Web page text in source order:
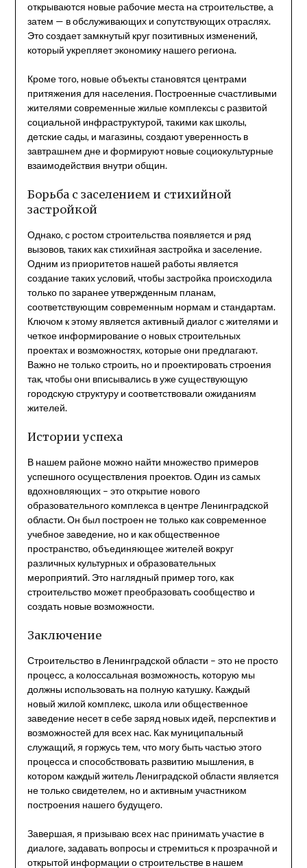
открываются новые рабочие места на строительстве, а
затем — в обслуживающих и сопутствующих отраслях.
Это создает замкнутый круг позитивных изменений,
который укрепляет экономику нашего региона.
Кроме того, новые объекты становятся центрами
притяжения для населения. Построенные счастливыми
жителями современные жилые комплексы с развитой
социальной инфраструктурой, такими как школы,
детские сады, и магазины, создают уверенность в
завтрашнем дне и формируют новые социокультурные
взаимодействия внутри общин.
Борьба с заселением и стихийной
застройкой
Однако, с ростом строительства появляется и ряд
вызовов, таких как стихийная застройка и заселение.
Одним из приоритетов нашей работы является
создание таких условий, чтобы застройка происходила
только по заранее утвержденным планам,
соответствующим современным нормам и стандартам.
Ключом к этому является активный диалог с жителями и
четкое информирование о новых строительных
проектах и возможностях, которые они предлагают.
Важно не только строить, но и проектировать строения
так, чтобы они вписывались в уже существующую
городскую структуру и соответствовали ожиданиям
жителей.
Истории успеха
В нашем районе можно найти множество примеров
успешного осуществления проектов. Один из самых
вдохновляющих – это открытие нового
образовательного комплекса в центре Ленинградской
области. Он был построен не только как современное
учебное заведение, но и как общественное
пространство, объединяющее жителей вокруг
различных культурных и образовательных
мероприятий. Это наглядный пример того, как
строительство может преобразовать сообщество и
создать новые возможности.
Заключение
Строительство в Ленинградской области – это не просто
процесс, а колоссальная возможность, которую мы
должны использовать на полную катушку. Каждый
новый жилой комплекс, школа или общественное
заведение несет в себе заряд новых идей, перспектив и
возможностей для всех нас. Как муниципальный
служащий, я горжусь тем, что могу быть частью этого
процесса и способствовать развитию мышления, в
котором каждый житель Лениградской области является
не только свидетелем, но и активным участником
построения нашего будущего.
Завершая, я призываю всех нас принимать участие в
диалоге, задавать вопросы и стремиться к прозрачной и
открытой информации о строительстве в нашем